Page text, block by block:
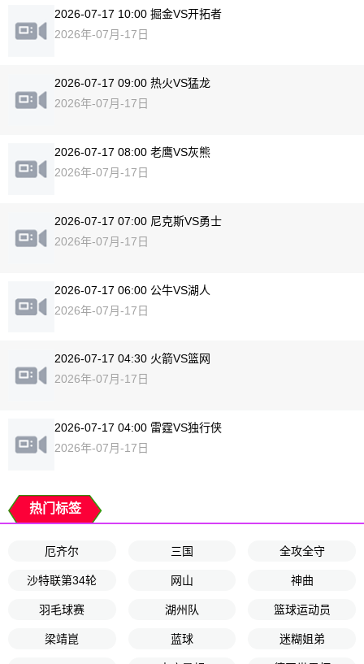
2026-07-17 10:00 掘金VS开拓者
2026年-07月-17日
2026-07-17 09:00 热火VS猛龙
2026年-07月-17日
2026-07-17 08:00 老鹰VS灰熊
2026年-07月-17日
2026-07-17 07:00 尼克斯VS勇士
2026年-07月-17日
2026-07-17 06:00 公牛VS湖人
2026年-07月-17日
2026-07-17 04:30 火箭VS篮网
2026年-07月-17日
2026-07-17 04:00 雷霆VS独行侠
2026年-07月-17日
热门标签
厄齐尔 三国 全攻全守
沙特联第34轮 网山 神曲
羽毛球赛 湖州队 篮球运动员
梁靖崑 蓝球 迷糊姐弟